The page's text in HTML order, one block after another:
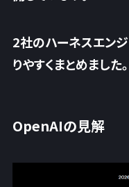
2社のハーネスエン
りやすくまとめました。
OpenAIの見解